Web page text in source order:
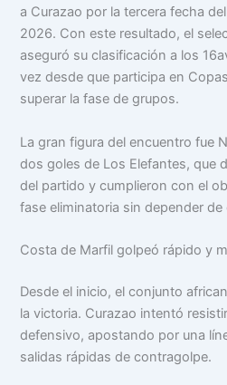
a Curazao por la tercera fecha
2026. Con este resultado, el
aseguró su clasificación a los
vez desde que participa en
superar la fase de grupos.
La gran figura del encuentro fue
dos goles de Los Elefantes, que
del partido y cumplieron con el
fase eliminatoria sin depender
Costa de Marfil golpeó rápido y
Desde el inicio, el conjunto
la victoria. Curazao intentó
defensivo, apostando por una
salidas rápidas de contragolpe.